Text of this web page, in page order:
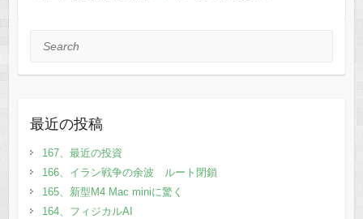
Search
最近の投稿
167、最近の投資
166、イラン戦争の余波 ルート閉鎖
165、新型M4 Mac miniに驚く
164、フィジカルAI